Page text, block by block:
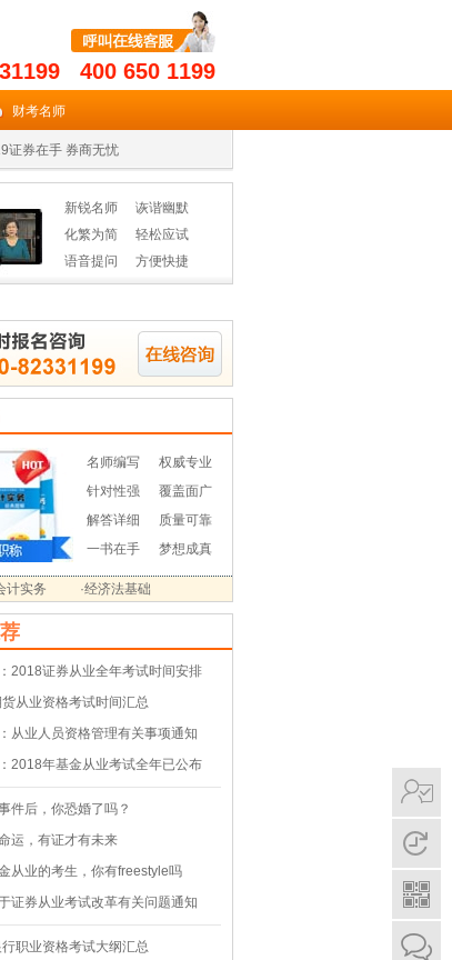
400 650 1199
财考名师
年期货从业名师授课高效省时
证券在手 券商无忧
年期货从业名师授课高效省时
证券在手 券商无忧
新锐名师
诙谐幽默
化繁为简
轻松应试
语音提问
方便快捷
名师编写
权威专业
针对性强
覆盖面广
解答详细
质量可靠
一书在手
梦想成真
计实务 ·经济法基础
2018证券从业全年考试时间安排
从业资格考试时间汇总
从业人员资格管理有关事项通知
2018年基金从业考试全年已公布
件后，你恐婚了吗？
运，有证才有未来
从业的考生，你有freestyle吗
证券从业考试改革有关问题通知
职业资格考试大纲汇总